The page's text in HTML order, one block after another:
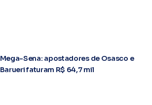
Mega-Sena: apostadores de Osasco e
Barueri faturam R$ 64,7 mil